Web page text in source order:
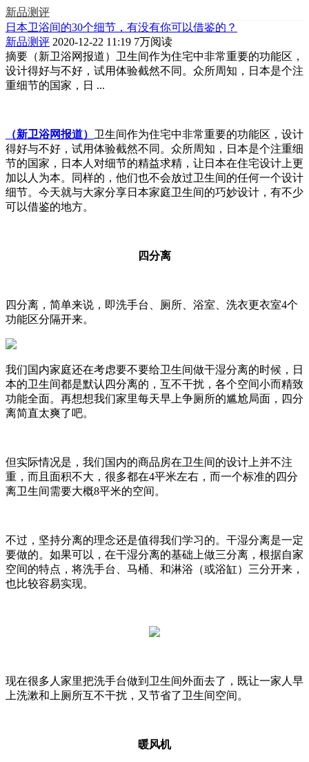
新品测评
日本卫浴间的30个细节，有没有你可以借鉴的？
新品测评 2020-12-22 11:19 7万阅读
摘要 （新卫浴网报道）卫生间作为住宅中非常重要的功能区，
设计得好与不好，试用体验截然不同。众所周知，日本是个注
重细节的国家，日 ...
（新卫浴网报道） 卫生间作为住宅中非常重要的功能区，设计
得好与不好，试用体验截然不同。众所周知，日本是个注重细
节的国家，日本人对细节的精益求精，让日本在住宅设计上更
加以人为本。同样的，他们也不会放过卫生间的任何一个设计
细节。今天就与大家分享日本家庭卫生间的巧妙设计，有不少
可以借鉴的地方。
四分离
四分离，简单来说，即洗手台、厕所、浴室、洗衣更衣室4个
功能区分隔开来。
我们国内家庭还在考虑要不要给卫生间做干湿分离的时候，日
本的卫生间都是默认四分离的，互不干扰，各个空间小而精致
功能全面。再想想我们家里每天早上争厕所的尴尬局面，四分
离简直太爽了吧。
但实际情况是，我们国内的商品房在卫生间的设计上并不注
重，而且面积不大，很多都在4平米左右，而一个标准的四分
离卫生间需要大概8平米的空间。
不过，坚持分离的理念还是值得我们学习的。干湿分离是一定
要做的。如果可以，在干湿分离的基础上做三分离，根据自家
空间的特点，将洗手台、马桶、和淋浴（或浴缸）三分开来，
也比较容易实现。
现在很多人家里把洗手台做到卫生间外面去了，既让一家人早
上洗漱和上厕所互不干扰，又节省了卫生间空间。
暖风机